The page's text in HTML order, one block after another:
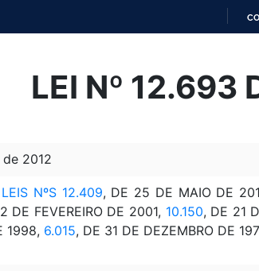
LEI Nº 12.693
2012
NºS 12.409, DE 25 DE MAIO DE
DE FEVEREIRO DE 2001, 10.150, DE 21
1998, 6.015, DE 31 DE DEZEMBRO DE